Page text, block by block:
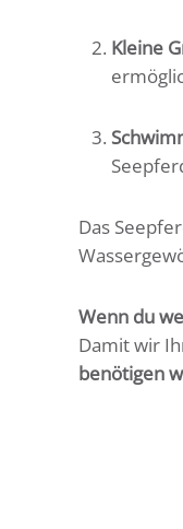
Kleine
Das
Wenn du
Damit wir
benötigen